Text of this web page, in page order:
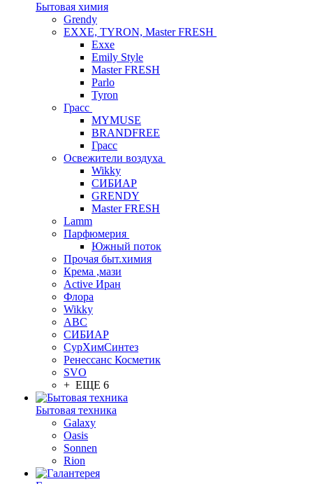
Бытовая химия
Grendy
EXXE, TYRON, Master FRESH
Exxe
Emily Style
Master FRESH
Parlo
Tyron
Грасс
MYMUSE
BRANDFREE
Грасс
Освежители воздуха
Wikky
СИБИАР
GRENDY
Master FRESH
Lamm
Парфюмерия
Южный поток
Прочая быт.химия
Крема ,мази
Аctive Иран
Флора
Wikky
АВС
СИБИАР
СурХимСинтез
Ренессанс Косметик
SVO
+ ЕЩЕ 6
Бытовая техника
Galaxy
Oasis
Sonnen
Rion